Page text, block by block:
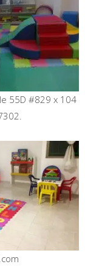
55D #829 x 104